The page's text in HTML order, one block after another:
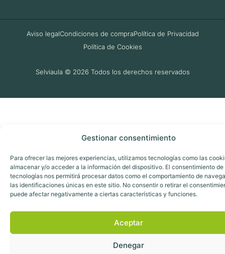
Gestionar consentimiento
Para ofrecer las mejores experiencias, utilizamos tecnologías como las
almacenar y/o acceder a la información del dispositivo. El consentimiento de
tecnologías nos permitirá procesar datos como el comportamiento de
las identificaciones únicas en este sitio. No consentir o retirar el
puede afectar negativamente a ciertas características y funciones.
Aceptar
Denegar
Selviaula © 2026 Todos los derechos reservados
Aviso legalCondiciones de compraPolítica de Privacidad
Política de Cookies